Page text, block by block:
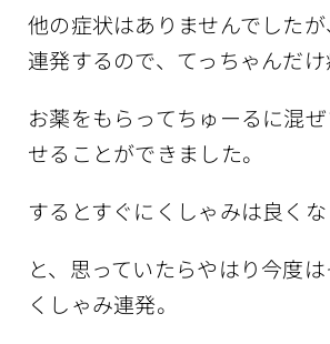
他の症状はありませんでした
連発するので、てっちゃんだけ
お薬をもらってちゅーるに混
せることができました。
するとすぐにくしゃみは良くな
と、思っていたらやはり今度
くしゃみ連発。